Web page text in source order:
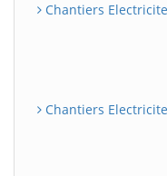
Chantiers
Chantiers